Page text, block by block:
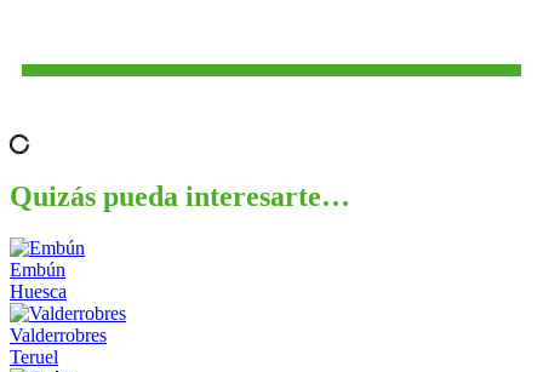
Quizás pueda interesarte…
Embún
Huesca
Valderrobres
Teruel